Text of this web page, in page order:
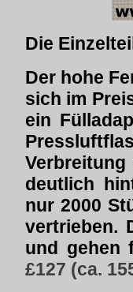
Die
Der hohe
sich im
ein
deutlich
nur 2000
vertrieben.
und gehen
£127 (ca.